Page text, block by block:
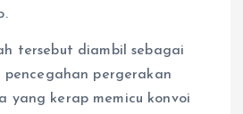
tersebut diambil sebagai
pencegahan pergerakan
yang kerap memicu konvoi